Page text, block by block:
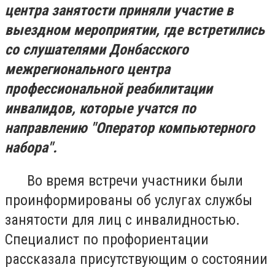
центра занятости приняли участие в
выездном мероприятии, где встретились
со слушателями Донбасского
межрегионального центра
профессиональной реабилитации
инвалидов, которые учатся по
направлению "Оператор компьютерного
набора".
Во время встречи участники были
проинформированы об услугах службы
занятости для лиц с инвалидностью.
Специалист по профориентации
рассказала присутствующим о состоянии